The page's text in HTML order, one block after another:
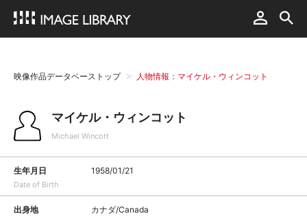
映像作品データベーストップ 人物情報：マイケル・ウィンコット
マイケル・ウィンコット
Michael Wincott
生年月日
Date of Birth
1958/01/21
出身地 カナダ/Canada